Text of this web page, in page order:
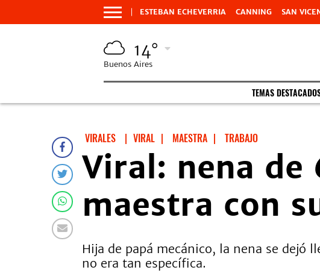
ESTEBAN ECHEVERRIA CANNING SAN
14°
Buenos Aires
TEMAS
VIRALES VIRAL | MAESTRA | TRABAJO
Viral: nena de
maestra con
Hija de papá mecánico, la nena se dejó
no era tan específica.